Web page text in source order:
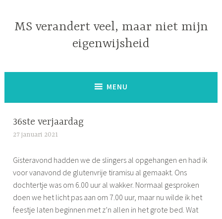
inhoud
MS verandert veel, maar niet mijn
eigenwijsheid
MENU
36ste verjaardag
27 januari 2021
m
o
n
e
Gisteravond hadden we de slingers al opgehangen en had ik
voor vanavond de glutenvrije tiramisu al gemaakt. Ons
dochtertje was om 6.00 uur al wakker. Normaal gesproken
doen we het licht pas aan om 7.00 uur, maar nu wilde ik het
feestje laten beginnen met z’n allen in het grote bed. Wat